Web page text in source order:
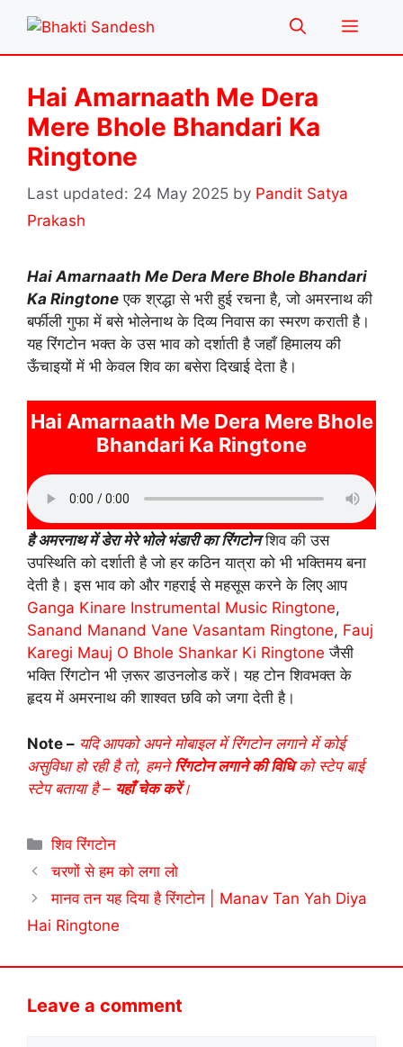
content
Menu
Hai Amarnaath Me Dera
Mere Bhole Bhandari Ka
Ringtone
24 May 2025 by Pandit Satya
Prakash
Hai Amarnaath Me Dera Mere Bhole Bhandari
Ka Ringtone एक श्रद्धा से भरी हुई रचना है, जो अमरनाथ की
बर्फीली गुफा में बसे भोलेनाथ के दिव्य निवास का स्मरण कराती है।
यह रिंगटोन भक्त के उस भाव को दर्शाती है जहाँ हिमालय की
ऊँचाइयों में भी केवल शिव का बसेरा दिखाई देता है।
Hai Amarnaath Me Dera Mere Bhole
Bhandari Ka Ringtone
है अमरनाथ में डेरा मेरे भोले भंडारी का रिंगटोनशिव की उस
उपस्थिति को दर्शाती है जो हर कठिन यात्रा को भी भक्तिमय बना
देती है। इस भाव को और गहराई से महसूस करने के लिए आप
Ganga Kinare Instrumental Music Ringtone,
Sanand Manand Vane Vasantam Ringtone, Fauj
Karegi Mauj O Bhole Shankar Ki Ringtone जैसी
भक्ति रिंगटोन भी ज़रूर डाउनलोड करें। यह टोन शिवभक्त के
हृदय में अमरनाथ की शाश्वत छवि को जगा देती है।
Note – यदि आपको अपने मोबाइल में रिंगटोन लगाने में कोई
असुविधा हो रही है तो, हमनेरिंगटोन लगाने की विधिको स्टेप बाई
स्टेप बताया है – यहाँ चेक करें।
Categories
शिव रिंगटोन
चरणों से हम को लगा लो
मानव तन यह दिया है रिंगटोन | Manav Tan Yah Diya
Hai Ringtone
Leave a comment